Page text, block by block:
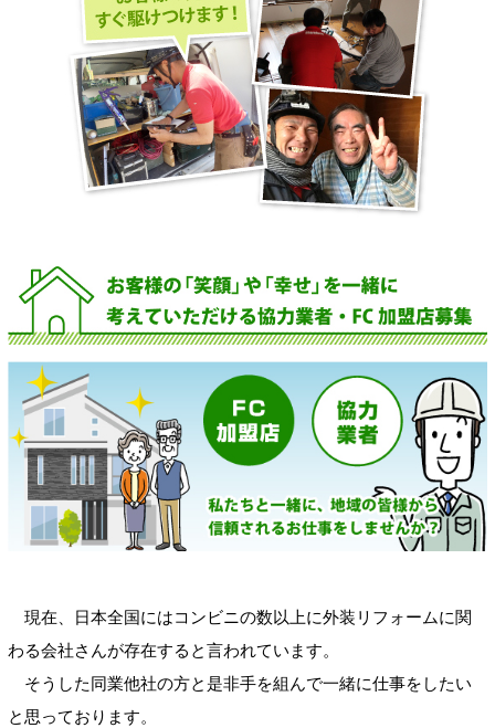
現在、日本全国にはコンビニの数以上に外装リフォームに関
わる会社さんが存在すると言われています。
そうした同業他社の方と是非手を組んで一緒に仕事をしたい
と思っております。